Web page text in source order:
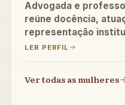
Advogada e
reúne docência,
representação
LER PERFIL
Ver todas as mulheres